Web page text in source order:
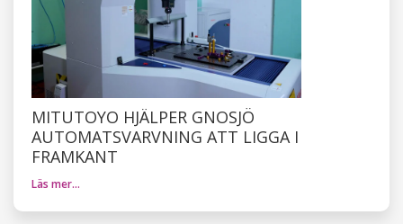
MITUTOYO HJÄLPER GNOSJÖ
AUTOMATSVARVNING ATT LIGGA I
FRAMKANT
Läs mer…